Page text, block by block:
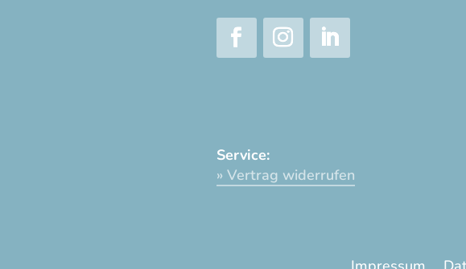
Service:
» Vertrag widerrufen